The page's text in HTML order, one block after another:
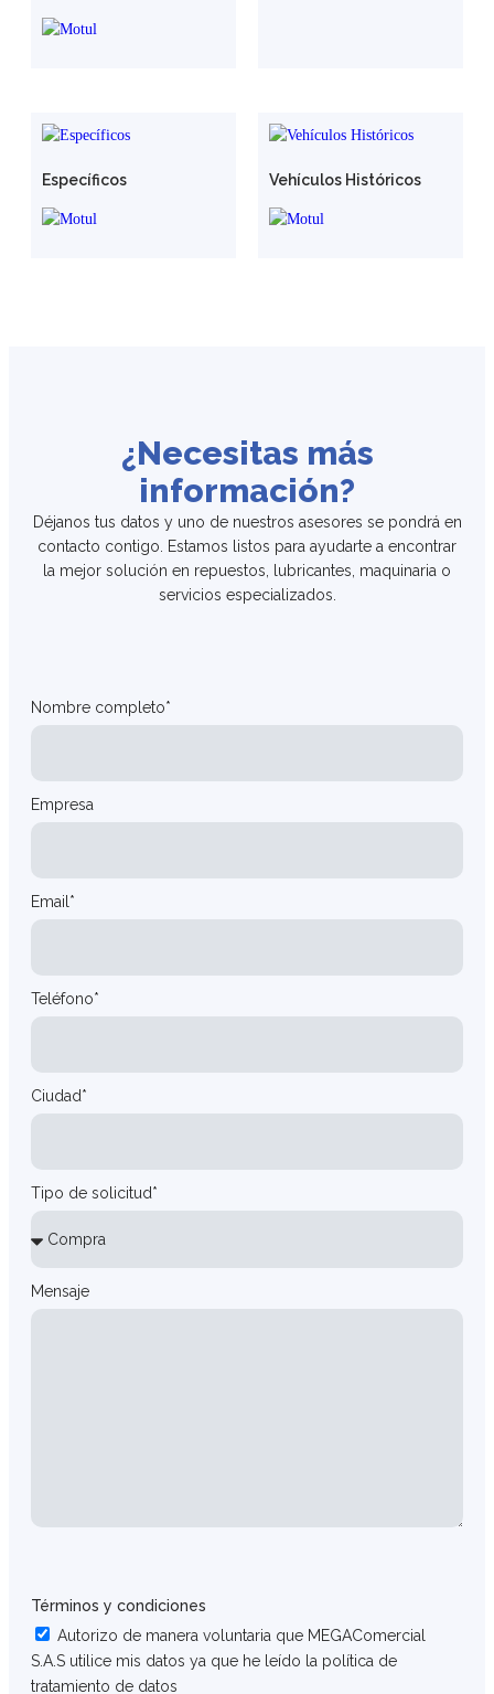
Específicos Vehículos Históricos
¿Necesitas más
información?
Déjanos tus datos y uno de nuestros asesores se pondrá en
contacto contigo. Estamos listos para ayudarte a encontrar
la mejor solución en repuestos, lubricantes, maquinaria o
servicios especializados.
Nombre completo*
Empresa
Email*
Teléfono*
Ciudad*
Tipo de solicitud*
Mensaje
Términos y condiciones
Autorizo de manera voluntaria que MEGAComercial
S.A.S utilice mis datos ya que he leído la política de
tratamiento de datos